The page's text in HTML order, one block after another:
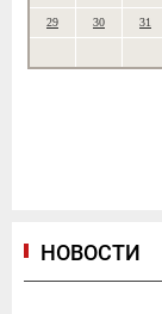
29 30 31
НОВОСТИ